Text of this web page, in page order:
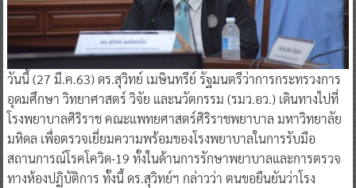
วันนี้ (27 มี.ค.63) ดร.สุวิทย์ เมษินทรีย์ รัฐมนตรีว่าการกระทรวงการ
อุดมศึกษา วิทยาศาสตร์ วิจัย และนวัตกรรม (รมว.อว.) เดินทางไปที่
โรงพยาบาลศิริราช คณะแพทยศาสตร์ศิริราชพยาบาล มหาวิทยาลัย
มหิดล เพื่อตรวจเยี่ยมความพร้อมของโรงพยาบาลในการรับมือ
สถานการณ์โรคโควิด-19 ทั้งในด้านการรักษาพยาบาลและการตรวจ
ทางห้องปฏิบัติการ ทั้งนี้ ดร.สุวิทย์ฯ กล่าวว่า ตนขอยืนยันว่าโรง